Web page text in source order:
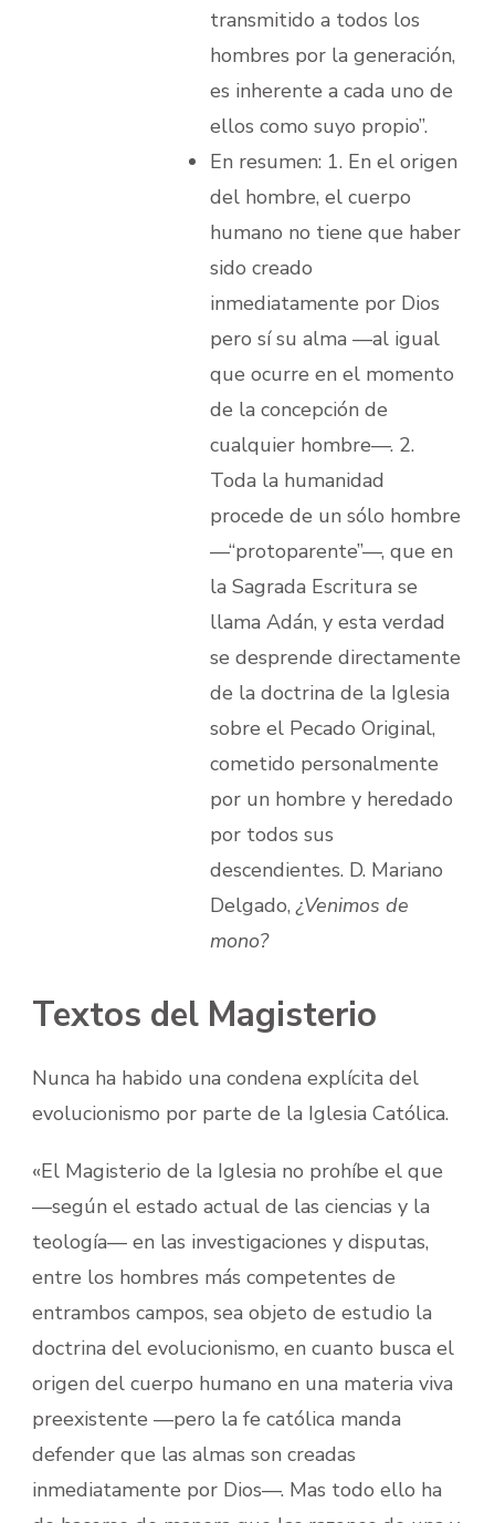
transmitido a todos los
hombres por la generación,
es inherente a cada uno de
ellos como suyo propio”.
En resumen: 1. En el origen
del hombre, el cuerpo
humano no tiene que haber
sido creado
inmediatamente por Dios
pero sí su alma —al igual
que ocurre en el momento
de la concepción de
cualquier hombre—. 2.
Toda la humanidad
procede de un sólo hombre
—“protoparente”—, que en
la Sagrada Escritura se
llama Adán, y esta verdad
se desprende directamente
de la doctrina de la Iglesia
sobre el Pecado Original,
cometido personalmente
por un hombre y heredado
por todos sus
descendientes. D. Mariano
Delgado,¿Venimos de
mono?
Textos del Magisterio
Nunca ha habido una condena explícita del
evolucionismo por parte de la Iglesia Católica.
«El Magisterio de la Iglesia no prohíbe el que
—según el estado actual de las ciencias y la
teología— en las investigaciones y disputas,
entre los hombres más competentes de
entrambos campos, sea objeto de estudio la
doctrina del evolucionismo, en cuanto busca el
origen del cuerpo humano en una materia viva
preexistente —pero la fe católica manda
defender que las almas son creadas
inmediatamente por Dios—. Mas todo ello ha